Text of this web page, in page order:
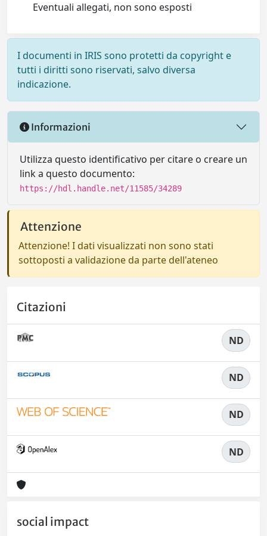
Eventuali allegati, non sono esposti
I documenti in IRIS sono protetti da copyright e
tutti i diritti sono riservati, salvo diversa
indicazione.
Informazioni
Utilizza questo identificativo per citare o creare un
link a questo documento:
https://hdl.handle.net/11585/34289
Attenzione
Attenzione! I dati visualizzati non sono stati
sottoposti a validazione da parte dell'ateneo
Citazioni
ND
ND
ND
ND
social impact